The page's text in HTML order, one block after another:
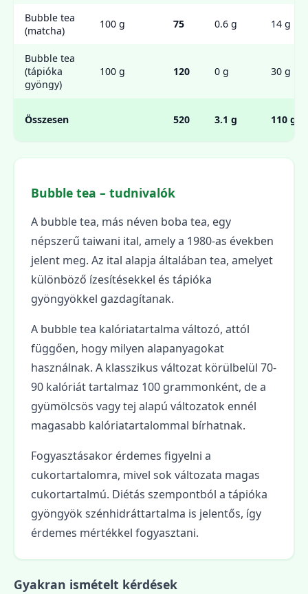
Bubble tea
(matcha)
100 g 75 0.6 g 14 g
Bubble tea
(tápióka
gyöngy)
100 g 120 0 g 30 g
Összesen 520 3.1 g 110 g
Bubble tea – tudnivalók
A bubble tea, más néven boba tea, egy
népszerű taiwani ital, amely a 1980-as években
jelent meg. Az ital alapja általában tea, amelyet
különböző ízesítésekkel és tápióka
gyöngyökkel gazdagítanak.
A bubble tea kalóriatartalma változó, attól
függően, hogy milyen alapanyagokat
használnak. A klasszikus változat körülbelül 70-
90 kalóriát tartalmaz 100 grammonként, de a
gyümölcsös vagy tej alapú változatok ennél
magasabb kalóriatartalommal bírhatnak.
Fogyasztásakor érdemes figyelni a
cukortartalomra, mivel sok változata magas
cukortartalmú. Diétás szempontból a tápióka
gyöngyök szénhidráttartalma is jelentős, így
érdemes mértékkel fogyasztani.
Gyakran ismételt kérdések